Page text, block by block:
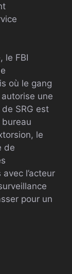
le FBI
où le gang
une
SRG est
le
de
l’acteur
pour un